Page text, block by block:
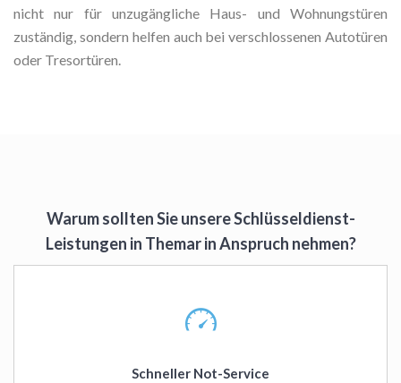
nicht nur für unzugängliche Haus- und Wohnungstüren
zuständig, sondern helfen auch bei verschlossenen Autotüren
oder Tresortüren.
Warum sollten Sie unsere Schlüsseldienst-
Leistungen in Themar in Anspruch nehmen?
Schneller Not-Service